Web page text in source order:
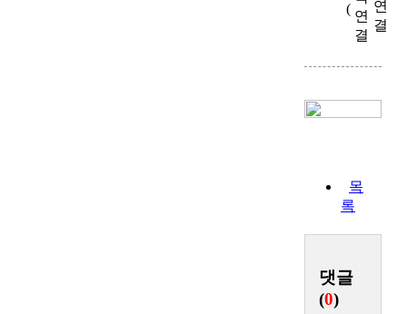
(
목
록
댓글
(0)